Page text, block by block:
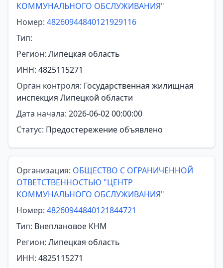
КОММУНАЛЬНОГО ОБСЛУЖИВАНИЯ"
Номер: 48260944840121929116
Тип:
Регион: Липецкая область
ИНН: 4825115271
Орган контроля: Государственная жилищная
инспекция Липецкой области
Дата начала: 2026-06-02 00:00:00
Статус: Предостережение объявлено
Организация: ОБЩЕСТВО С ОГРАНИЧЕННОЙ
ОТВЕТСТВЕННОСТЬЮ "ЦЕНТР
КОММУНАЛЬНОГО ОБСЛУЖИВАНИЯ"
Номер: 48260944840121844721
Тип: Внеплановое КНМ
Регион: Липецкая область
ИНН: 4825115271